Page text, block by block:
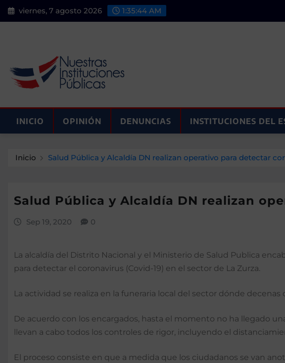
Saltar
al
viernes, 7 agosto 2026 1:35:45 AM
INICIO OPINIÓN DENUNCIAS INSTITUCIONES DEL
Inicio Salud Pública y Alcaldía DN realizan operativo para detectar
Salud Pública y Alcaldía DN realizan
Sep 19, 2020 0
La alcaldía del Distrito Nacional y el Ministerio de Salud Publica
para detectar el coronavirus (Covid-19) en el sector de La Zurza.
La actividad se realiza en la funeraria local del sector dónde
De acuerdo con los encargados, hasta el momento no ha llegado
llevan a cabo todos los controles de rigor, incluyendo el
El proceso consiste en que a medida que los ciudadanos se van